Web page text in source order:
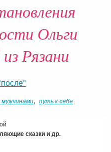
Ольги
Рязани
, путь к себе
сказки и др.